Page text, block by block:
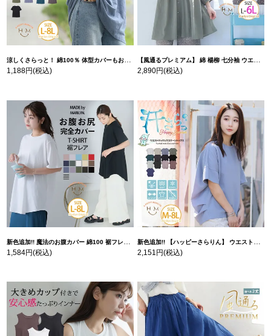
涼しくさらっと！ 綿100％ 体型カバーもお洒落も叶える 風合いコットン ゆるシルエット ドルマン | 大きいサイズの通販ならハッピーマリリン
1,188円(税込)
【風通るプレミアム】 綿 楊柳 七分袖 ウエストギャザー ブラウス | 大きいサイズの通販ならハッピーマリリン
2,890円(税込)
新色追加!! 魔法のお腹カバー 綿100 裾フレア Tシャツ | 大きいサイズの通販ならハッピーマリリン
1,584円(税込)
新色追加!! 【ハッピーさらりん】 ウエストタック入り スッキリ魅せ コクーントップス | 大きいサイズの通販ならハッピーマリリン
2,151円(税込)